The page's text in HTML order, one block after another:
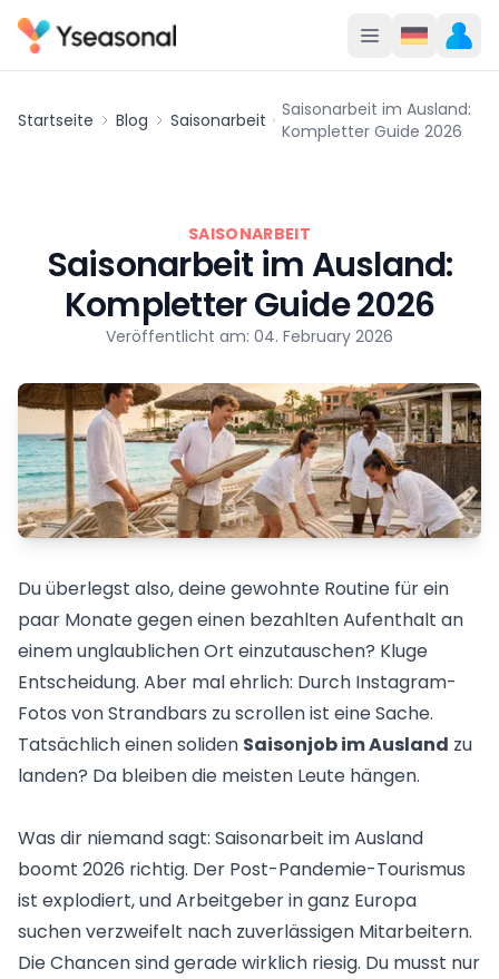
Startseite Blog Saisonarbeit
Saisonarbeit im Ausland:
Kompletter Guide 2026
SAISONARBEIT
Saisonarbeit im Ausland:
Kompletter Guide 2026
Veröffentlicht am: 04. February 2026
Du überlegst also, deine gewohnte Routine für ein
paar Monate gegen einen bezahlten Aufenthalt an
einem unglaublichen Ort einzutauschen? Kluge
Entscheidung. Aber mal ehrlich: Durch Instagram-
Fotos von Strandbars zu scrollen ist eine Sache.
Tatsächlich einen soliden Saisonjob im Ausland zu
landen? Da bleiben die meisten Leute hängen.
Was dir niemand sagt: Saisonarbeit im Ausland
boomt 2026 richtig. Der Post-Pandemie-Tourismus
ist explodiert, und Arbeitgeber in ganz Europa
suchen verzweifelt nach zuverlässigen Mitarbeitern.
Die Chancen sind gerade wirklich riesig. Du musst nur